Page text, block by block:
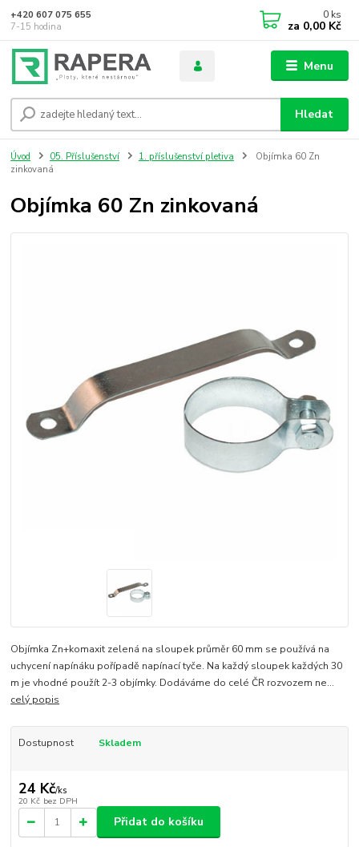
Menu
Hledat
+420 607 075 655
7-15 hodina
0 ks
za 0,00 Kč
Úvod 05. Příslušenství 1. příslušenství pletiva
Objímka 60 Zn
zinkovaná
Objímka 60 Zn zinkovaná
Objímka Zn+komaxit zelená na sloupek průměr 60 mm se používá na
uchycení napínáku pořípadě napínací tyče. Na každý sloupek každých 30
m je vhodné použít 2-3 objímky. Dodáváme do celé ČR rozvozem ne...
celý popis
Dostupnost Skladem
24 Kč/ks
20 Kč bez DPH
Přidat do košíku